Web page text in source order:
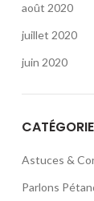
août 2020
juillet 2020
juin 2020
Astuces &
Parlons